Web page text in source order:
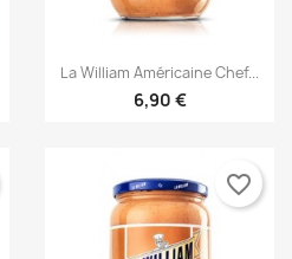
Aperçu rapide
La William Américaine Chef...
6,90 €
favorite_border